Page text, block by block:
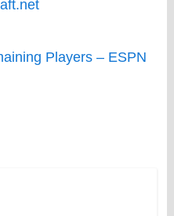
Players – ESPN